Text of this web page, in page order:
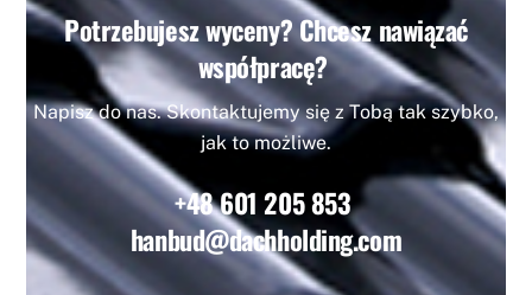
Potrzebujesz wyceny? Chcesz nawiązać
współpracę?
Napisz do nas. Skontaktujemy się z Tobą tak szybko,
jak to możliwe.
+48 601 205 853
hanbud@dachholding.com